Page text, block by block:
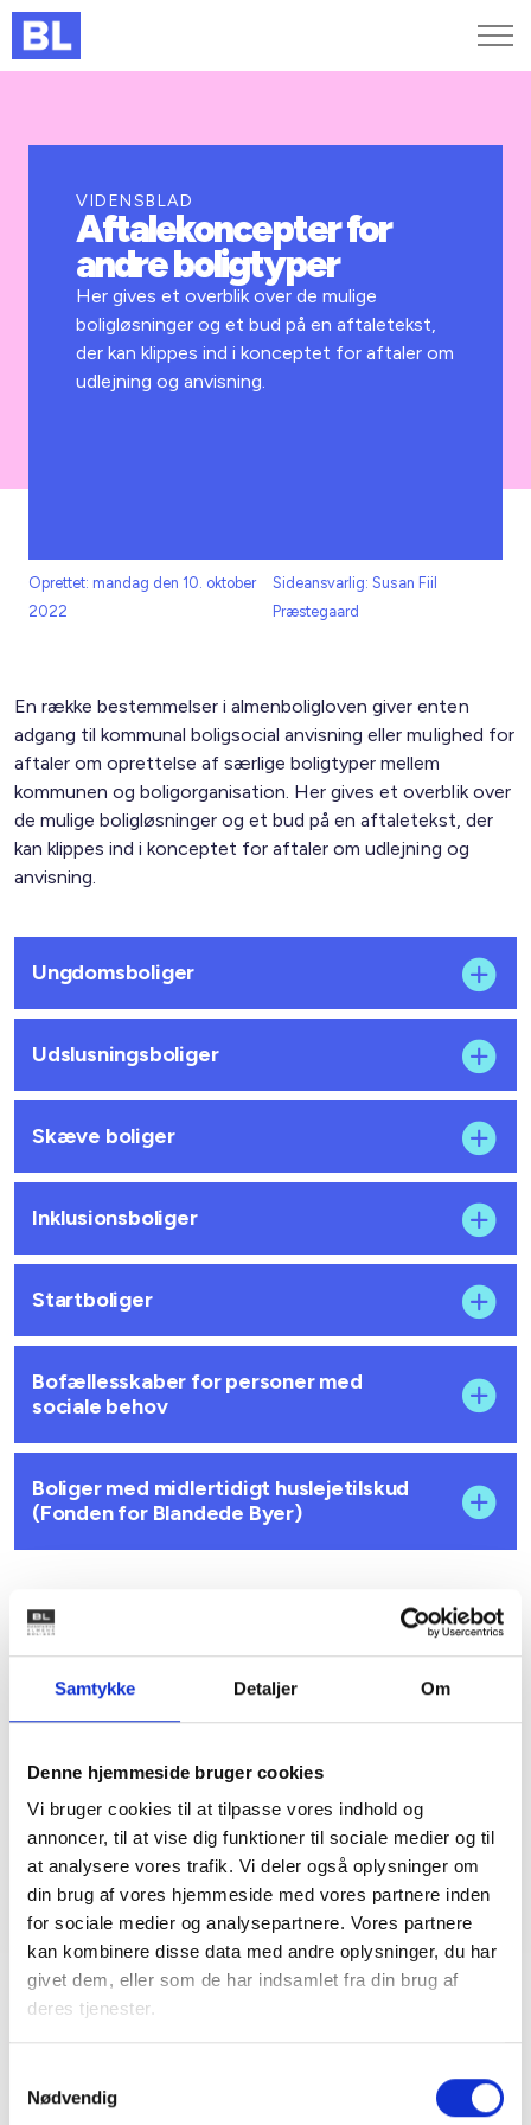
Samtykke Detaljer Om
Denne hjemmeside bruger cookies
Vi bruger cookies til at tilpasse vores indhold og
annoncer, til at vise dig funktioner til sociale medier og til
at analysere vores trafik. Vi deler også oplysninger om
din brug af vores hjemmeside med vores partnere inden
for sociale medier og analysepartnere. Vores partnere
kan kombinere disse data med andre oplysninger, du har
givet dem, eller som de har indsamlet fra din brug af
deres tjenester.
Nødvendig
Kurser og arrangementer
Jobportalen
VIDENSBLAD
Aftalekoncepter for
andre boligtyper
Her gives et overblik over de mulige
boligløsninger og et bud på en aftaletekst,
der kan klippes ind i konceptet for aftaler om
udlejning og anvisning.
Oprettet: mandag den 10. oktober
2022
Sideansvarlig: Susan Fiil
Præstegaard
En række bestemmelser i almenboligloven giver enten
adgang til kommunal boligsocial anvisning eller mulighed for
aftaler om oprettelse af særlige boligtyper mellem
kommunen og boligorganisation. Her gives et overblik over
de mulige boligløsninger og et bud på en aftaletekst, der
kan klippes ind i konceptet for aftaler om udlejning og
anvisning.
Ungdomsboliger
Udslusningsboliger
Skæve boliger
Inklusionsboliger
Startboliger
Bofællesskaber for personer med
sociale behov
Boliger med midlertidigt huslejetilskud
(Fonden for Blandede Byer)
Kontakt
Susan Fiil
Juridisk konsulent
Mail: sfp@bl.dk